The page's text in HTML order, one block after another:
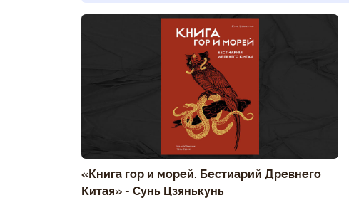
«Книга гор и морей. Бестиарий Древнего
Китая» - Сунь Цзянькунь